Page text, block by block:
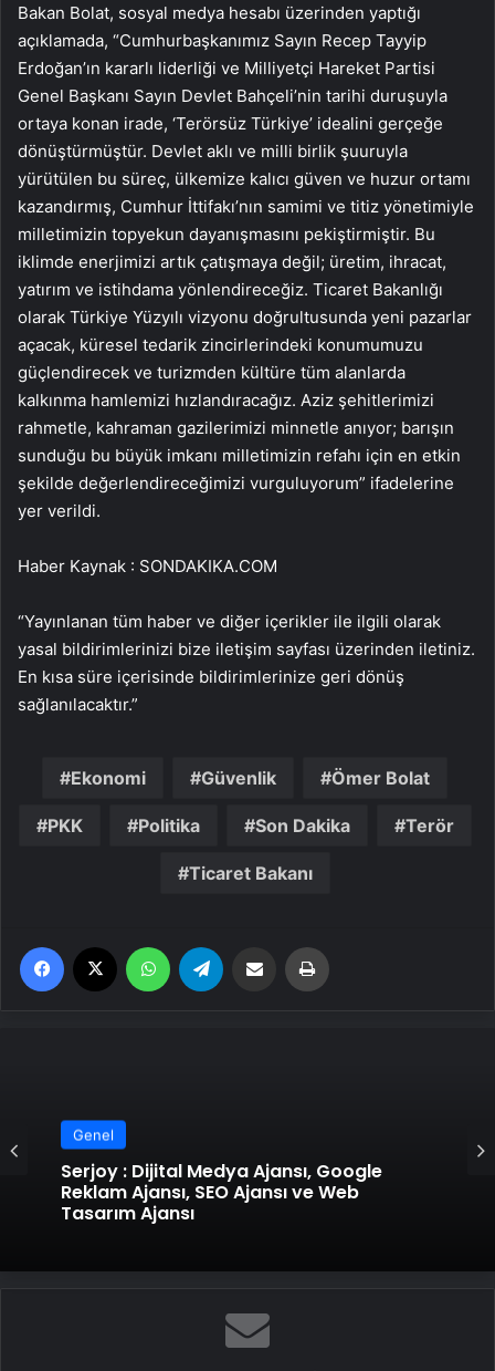
Bakan Bolat, sosyal medya hesabı üzerinden yaptığı
açıklamada, “Cumhurbaşkanımız Sayın Recep Tayyip
Erdoğan’ın kararlı liderliği ve Milliyetçi Hareket Partisi
Genel Başkanı Sayın Devlet Bahçeli’nin tarihi duruşuyla
ortaya konan irade, ‘Terörsüz Türkiye’ idealini gerçeğe
dönüştürmüştür. Devlet aklı ve milli birlik şuuruyla
yürütülen bu süreç, ülkemize kalıcı güven ve huzur ortamı
kazandırmış, Cumhur İttifakı’nın samimi ve titiz yönetimiyle
milletimizin topyekun dayanışmasını pekiştirmiştir. Bu
iklimde enerjimizi artık çatışmaya değil; üretim, ihracat,
yatırım ve istihdama yönlendireceğiz. Ticaret Bakanlığı
olarak Türkiye Yüzyılı vizyonu doğrultusunda yeni pazarlar
açacak, küresel tedarik zincirlerindeki konumumuzu
güçlendirecek ve turizmden kültüre tüm alanlarda
kalkınma hamlemizi hızlandıracağız. Aziz şehitlerimizi
rahmetle, kahraman gazilerimizi minnetle anıyor; barışın
sunduğu bu büyük imkanı milletimizin refahı için en etkin
şekilde değerlendireceğimizi vurguluyorum” ifadelerine
yer verildi.
Haber Kaynak : SONDAKIKA.COM
“Yayınlanan tüm haber ve diğer içerikler ile ilgili olarak
yasal bildirimlerinizi bize iletişim sayfası üzerinden iletiniz.
En kısa süre içerisinde bildirimlerinize geri dönüş
sağlanılacaktır.”
Ekonomi Güvenlik Ömer Bolat
PKK Politika Son Dakika Terör
Ticaret Bakanı
Facebook WhatsApp Email'den paylaş
Genel
Serjoy : Dijital Medya Ajansı, Google
Reklam Ajansı, SEO Ajansı ve Web
Tasarım Ajansı